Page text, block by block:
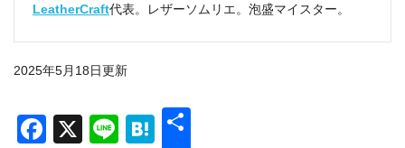
LeatherCraft代表。レザーソムリエ。泡盛マイスター。
2025年5月18日更新
Facebook
X LineHatena